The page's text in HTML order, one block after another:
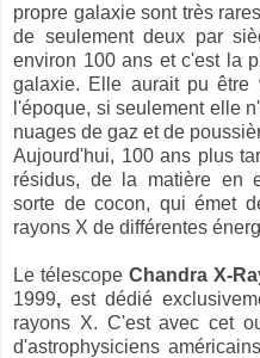
propre galaxie sont très
de seulement deux par
environ 100 ans et c'est la
galaxie. Elle aurait pu être
l'époque, si seulement elle
nuages de gaz et de
Aujourd'hui, 100 ans plus
résidus, de la matière en
sorte de cocon, qui émet
rayons X de différentes
Le télescope Chandra X-
1999, est dédié
rayons X. C'est avec cet
d'astrophysiciens